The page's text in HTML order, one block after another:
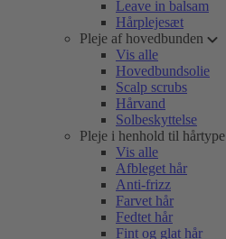
Leave in balsam
Hårplejesæt
Pleje af hovedbunden
Vis alle
Hovedbundsolie
Scalp scrubs
Hårvand
Solbeskyttelse
Pleje i henhold til hårtype
Vis alle
Afbleget hår
Anti-frizz
Farvet hår
Fedtet hår
Fint og glat hår